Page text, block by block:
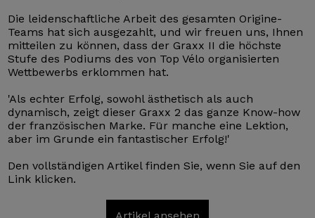
Die leidenschaftliche Arbeit des gesamten Origine-
Teams hat sich ausgezahlt, und wir freuen uns, Ihnen
mitteilen zu können, dass der Graxx II die höchste
Stufe des Podiums des von Top Vélo organisierten
Wettbewerbs erklommen hat.
'Als echter Erfolg, sowohl ästhetisch als auch
dynamisch, zeigt dieser Graxx 2 das ganze Know-how
der französischen Marke. Für manche eine Lektion,
aber im Grunde ein fantastischer Erfolg!'
Den vollständigen Artikel finden Sie, wenn Sie auf den
Link klicken.